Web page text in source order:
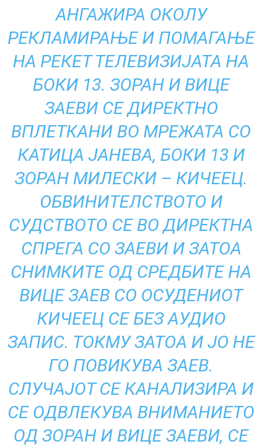
АНГАЖИРА ОКОЛУ
РЕКЛАМИРАЊЕ И ПОМАГАЊЕ
НА РЕКЕТ ТЕЛЕВИЗИЈАТА НА
БОКИ 13. ЗОРАН И ВИЦЕ
ЗАЕВИ СЕ ДИРЕКТНО
ВПЛЕТКАНИ ВО МРЕЖАТА СО
КАТИЦА ЈАНЕВА, БОКИ 13 И
ЗОРАН МИЛЕСКИ – КИЧЕЕЦ.
ОБВИНИТЕЛСТВОТО И
СУДСТВОТО СЕ ВО ДИРЕКТНА
СПРЕГА СО ЗАЕВИ И ЗАТОА
СНИМКИТЕ ОД СРЕДБИТЕ НА
ВИЦЕ ЗАЕВ СО ОСУДЕНИОТ
КИЧЕЕЦ СЕ БЕЗ АУДИО
ЗАПИС. ТОКМУ ЗАТОА И ЈО НЕ
ГО ПОВИКУВА ЗАЕВ.
СЛУЧАЈОТ СЕ КАНАЛИЗИРА И
СЕ ОДВЛЕКУВА ВНИМАНИЕТО
ОД ЗОРАН И ВИЦЕ ЗАЕВИ, СЕ